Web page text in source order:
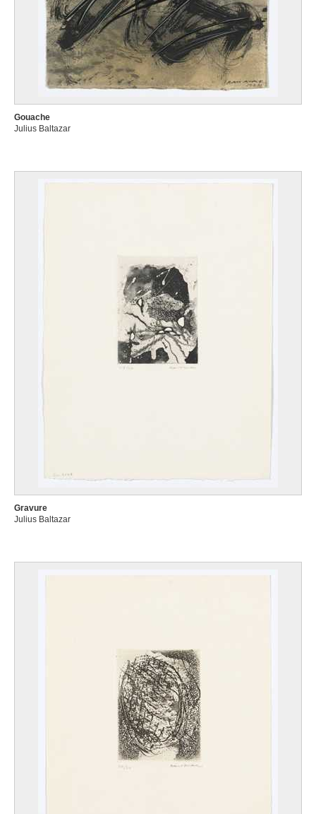
Gouache
Julius Baltazar
Gravure
Julius Baltazar